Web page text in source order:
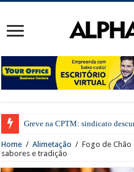
Greve na CPTM: sindicato
Home / Alimetação / Fogo de
sabores e tradição